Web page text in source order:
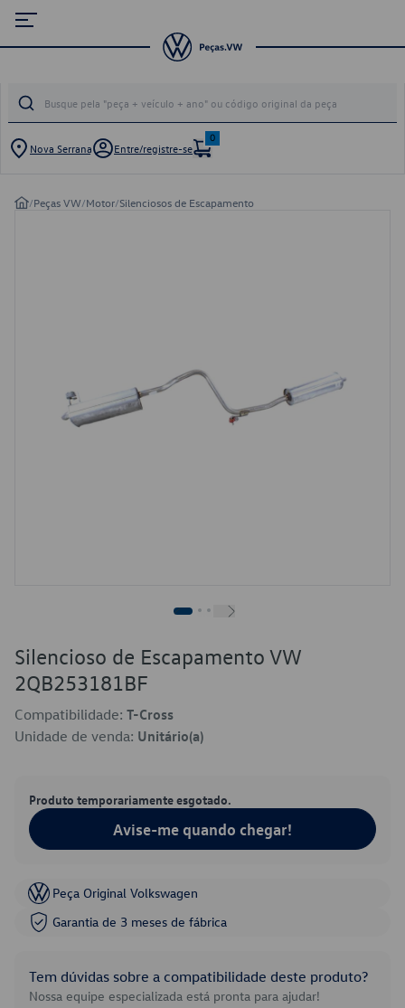
Nova Serrana Entre/registre-se
0
/Peças VW/Motor/Silenciosos de Escapamento
Silencioso de Escapamento VW
2QB253181BF
Compatibilidade: T-Cross
Unidade de venda: Unitário(a)
Produto temporariamente esgotado.
Avise-me quando chegar!
Peça Original Volkswagen
Garantia de 3 meses de fábrica
Tem dúvidas sobre a compatibilidade deste produto?
Nossa equipe especializada está pronta para ajudar!